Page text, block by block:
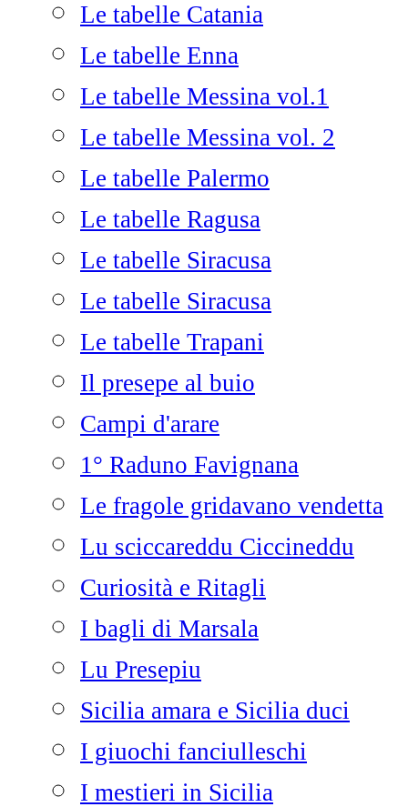
Le tabelle Catania
Le tabelle Enna
Le tabelle Messina vol.1
Le tabelle Messina vol. 2
Le tabelle Palermo
Le tabelle Ragusa
Le tabelle Siracusa
Le tabelle Siracusa
Le tabelle Trapani
Il presepe al buio
Campi d'arare
1° Raduno Favignana
Le fragole gridavano vendetta
Lu sciccareddu Ciccineddu
Curiosità e Ritagli
I bagli di Marsala
Lu Presepiu
Sicilia amara e Sicilia duci
I giuochi fanciulleschi
I mestieri in Sicilia